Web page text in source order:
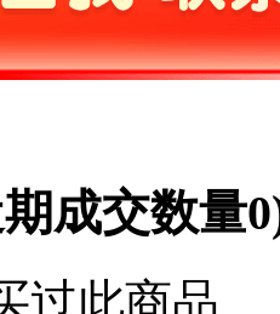
成交数量0
过此商品